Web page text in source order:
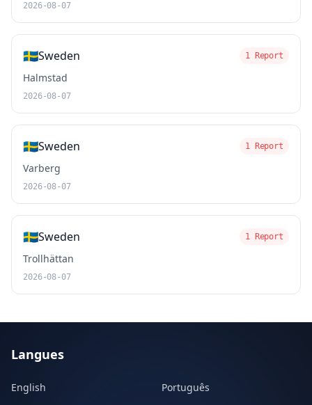
2026-08-07
🇸🇪Sweden 1 Report
Halmstad
2026-08-07
🇸🇪Sweden 1 Report
Varberg
2026-08-07
🇸🇪Sweden 1 Report
Trollhättan
2026-08-07
Langues
English
Português